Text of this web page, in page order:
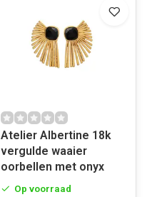
Atelier Albertine 18k
vergulde waaier
oorbellen met onyx
Op voorraad